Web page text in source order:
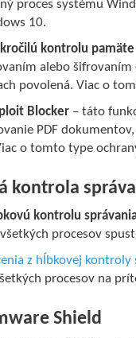
proces systému
10.
kontrolu pamäte
alebo
povolená. Viac o
Blocker – táto
PDF
o tomto type
kontrola
kontrolu
procesov
z hĺbkovej kontroly
procesov na
Shield